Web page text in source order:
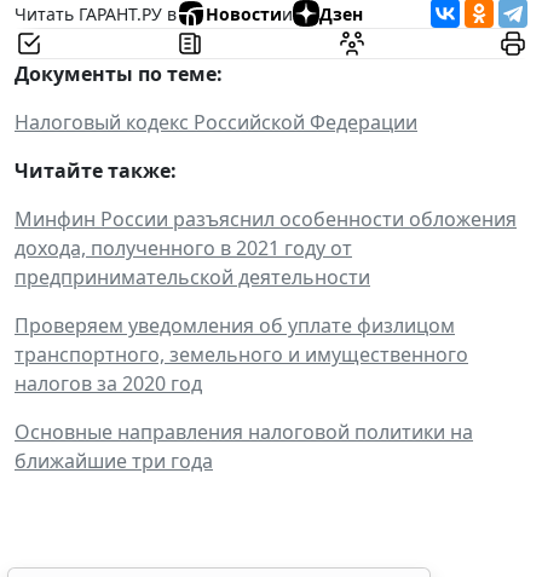
Читать ГАРАНТ.РУ в
Новостии Дзен
Документы по теме:
Налоговый кодекс Российской Федерации
Читайте также:
Минфин России разъяснил особенности обложения
дохода, полученного в 2021 году от
предпринимательской деятельности
Проверяем уведомления об уплате физлицом
транспортного, земельного и имущественного
налогов за 2020 год
Основные направления налоговой политики на
ближайшие три года